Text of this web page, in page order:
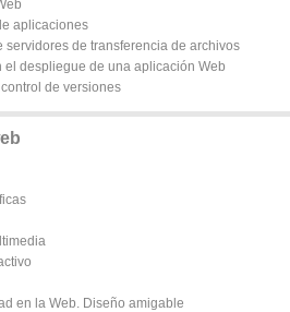
aplicaciones
servidores de transferencia de archivos
despliegue de una aplicación Web
de versiones
en la Web. Diseño amigable